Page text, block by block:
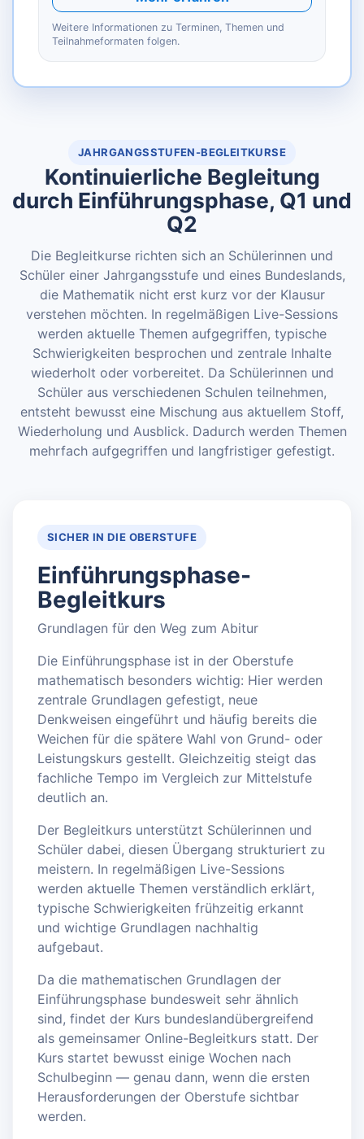
Weitere Informationen zu Terminen, Themen und
Teilnahmeformaten folgen.
JAHRGANGSSTUFEN-BEGLEITKURSE
Kontinuierliche Begleitung
durch Einführungsphase, Q1 und
Q2
Die Begleitkurse richten sich an Schülerinnen und
Schüler einer Jahrgangsstufe und eines Bundeslands,
die Mathematik nicht erst kurz vor der Klausur
verstehen möchten. In regelmäßigen Live-Sessions
werden aktuelle Themen aufgegriffen, typische
Schwierigkeiten besprochen und zentrale Inhalte
wiederholt oder vorbereitet. Da Schülerinnen und
Schüler aus verschiedenen Schulen teilnehmen,
entsteht bewusst eine Mischung aus aktuellem Stoff,
Wiederholung und Ausblick. Dadurch werden Themen
mehrfach aufgegriffen und langfristiger gefestigt.
SICHER IN DIE OBERSTUFE
Einführungsphase-
Begleitkurs
Grundlagen für den Weg zum Abitur
Die Einführungsphase ist in der Oberstufe
mathematisch besonders wichtig: Hier werden
zentrale Grundlagen gefestigt, neue
Denkweisen eingeführt und häufig bereits die
Weichen für die spätere Wahl von Grund- oder
Leistungskurs gestellt. Gleichzeitig steigt das
fachliche Tempo im Vergleich zur Mittelstufe
deutlich an.
Der Begleitkurs unterstützt Schülerinnen und
Schüler dabei, diesen Übergang strukturiert zu
meistern. In regelmäßigen Live-Sessions
werden aktuelle Themen verständlich erklärt,
typische Schwierigkeiten frühzeitig erkannt
und wichtige Grundlagen nachhaltig
aufgebaut.
Da die mathematischen Grundlagen der
Einführungsphase bundesweit sehr ähnlich
sind, findet der Kurs bundeslandübergreifend
als gemeinsamer Online-Begleitkurs statt. Der
Kurs startet bewusst einige Wochen nach
Schulbeginn — genau dann, wenn die ersten
Herausforderungen der Oberstufe sichtbar
werden.